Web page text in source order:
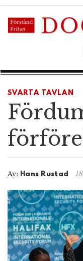
SVARTA TAVLAN
Av: Hans Rustad